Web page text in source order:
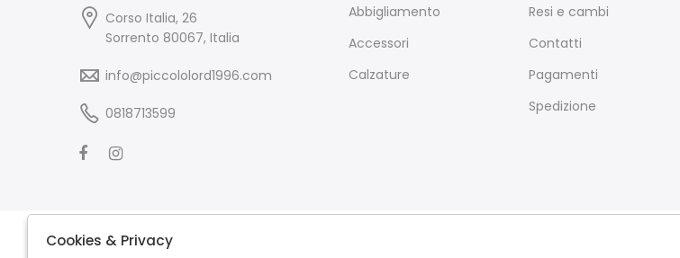
Corso Italia, 26
Sorrento 80067, Italia
info@piccololord1996.com
0818713599
Abbigliamento
Accessori
Calzature
Resi e cambi
Contatti
Pagamenti
Spedizione
Cookies & Privacy